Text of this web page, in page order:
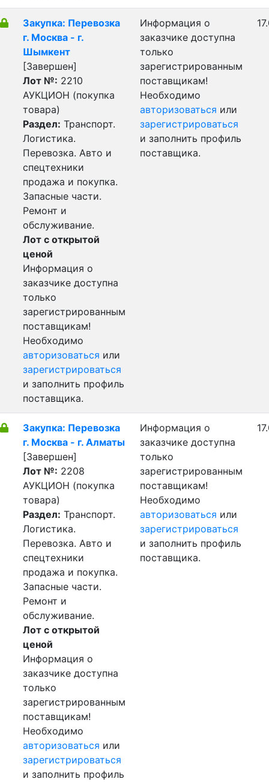
Закупка: Перевозка
г. Москва - г.
Шымкент
[Завершен]
Лот №: 2210
АУКЦИОН (покупка
товара)
Раздел: Транспорт.
Логистика.
Перевозка. Авто и
спецтехники
продажа и покупка.
Запасные части.
Ремонт и
обслуживание.
Лот с открытой
ценой
Информация о
заказчике доступна
только
зарегистрированным
поставщикам!
Необходимо
авторизоваться или
зарегистрироваться
и заполнить профиль
поставщика.
Информация о
заказчике доступна
только
зарегистрированным
поставщикам!
Необходимо
авторизоваться или
зарегистрироваться
и заполнить профиль
поставщика.
Закупка: Перевозка
г. Москва - г. Алматы
[Завершен]
Лот №: 2208
АУКЦИОН (покупка
товара)
Раздел: Транспорт.
Логистика.
Перевозка. Авто и
спецтехники
продажа и покупка.
Запасные части.
Ремонт и
обслуживание.
Лот с открытой
ценой
Информация о
заказчике доступна
только
зарегистрированным
поставщикам!
Необходимо
авторизоваться или
зарегистрироваться
и заполнить профиль
Информация о
заказчике доступна
только
зарегистрированным
поставщикам!
Необходимо
авторизоваться или
зарегистрироваться
и заполнить профиль
поставщика.